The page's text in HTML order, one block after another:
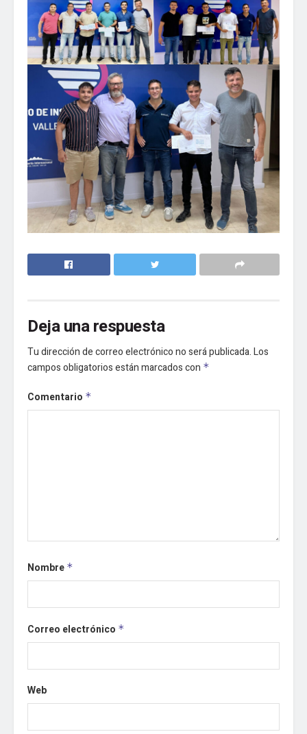
Deja una respuesta
Tu dirección de correo electrónico no será publicada.Los
campos obligatorios están marcados con *
Comentario *
Nombre *
Correo electrónico *
Web